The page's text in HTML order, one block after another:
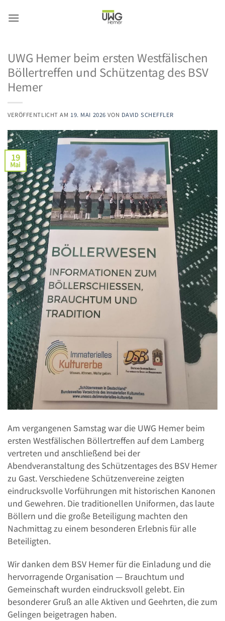
Inhalt
UWG Hemer beim ersten Westfälischen
Böllertreffen und Schützentag des BSV
Hemer
VERÖFFENTLICHT AM 19. MAI 2026 VON DAVID SCHEFFLER
19
Mai
Am vergangenen Samstag war die UWG Hemer beim
ersten Westfälischen Böllertreffen auf dem Lamberg
vertreten und anschließend bei der
Abendveranstaltung des Schützentages des BSV Hemer
zu Gast. Verschiedene Schützenvereine zeigten
eindrucksvolle Vorführungen mit historischen Kanonen
und Gewehren. Die traditionellen Uniformen, das laute
Böllern und die große Beteiligung machten den
Nachmittag zu einem besonderen Erlebnis für alle
Beteiligten.
Wir danken dem BSV Hemer für die Einladung und die
hervorragende Organisation — Brauchtum und
Gemeinschaft wurden eindrucksvoll gelebt. Ein
besonderer Gruß an alle Aktiven und Geehrten, die zum
Gelingen beigetragen haben.